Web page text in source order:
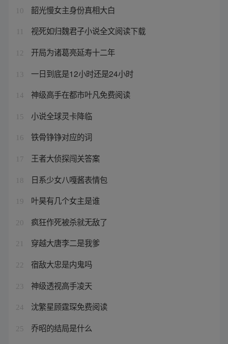
10 韶光慢女主身份真相大白
视死如归魏君子小说全文阅读下载
12 开局为诸葛亮延寿十二年
13 一日到底是12小时还是24小时
14 神级高手在都市叶凡免费阅读
15 小说全球灵卡降临
16 铁骨铮铮对应的词
17 王者大侦探闯关答案
18 日系少女八嘎酱表情包
19 叶昊有几个女主是谁
20 疯狂作死被杀就无敌了
21 穿越大唐李二是我爹
22 宿敌大忠是内鬼吗
23 神级透视高手凌天
24 沈繁星顾霆琛免费阅读
25
乔昭的结局是什么